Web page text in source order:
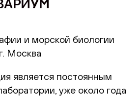
и морской биологии
Москва
является постоянным
уже около года